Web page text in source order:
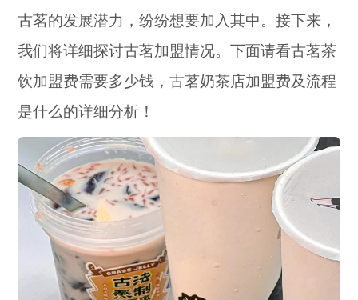
古茗的发展潜力，纷纷想要加入其中。接下来，
我们将详细探讨古茗加盟情况。下面请看古茗茶
饮加盟费需要多少钱，古茗奶茶店加盟费及流程
是什么的详细分析！